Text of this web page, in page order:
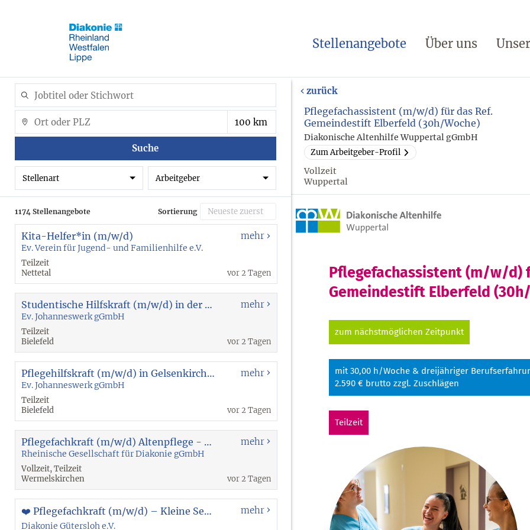
Stellenangebote Über uns
Suche
Stellenart Arbeitgeber
1174 Stellenangebote Sortierung
Kita-Helfer*in (m/w/d)
Ev. Verein für Jugend- und Familienhilfe e.V.
Teilzeit
Nettetal
mehr
vor 2 Tagen
Studentische Hilfskraft (m/w/d) in der Eingliederungshilfe - Ambulant Betreutes Wohnen Bochum
Ev. Johanneswerk gGmbH
Teilzeit
Bielefeld
mehr
vor 2 Tagen
Pflegehilfskraft (m/w/d) in Gelsenkirchen-Feldmark
Ev. Johanneswerk gGmbH
Teilzeit
Bielefeld
mehr
vor 2 Tagen
Pflegefachkraft (m/w/d) Altenpflege - Wermelskirchen
Rheinische Gesellschaft für Diakonie gGmbH
Vollzeit, Teilzeit
Wermelskirchen
mehr
vor 2 Tagen
❤️ Pflegefachkraft (m/w/d) – Kleine Senioren-WG | 20 - 30 Std. | unbefristet
Diakonie Gütersloh e.V.
mehr
zurück
Pflegefachassistent (m/w/d) für das Ref.
Gemeindestift Elberfeld (30h/Woche)
Diakonische Altenhilfe Wuppertal gGmbH
Zum Arbeitgeber-Profil
Vollzeit
Wuppertal